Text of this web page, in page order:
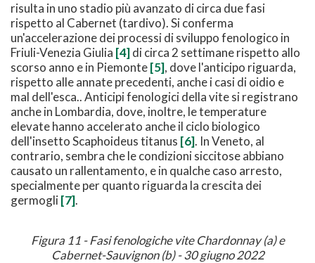
risulta in uno stadio più avanzato di circa due fasi
rispetto al Cabernet (tardivo). Si conferma
un'accelerazione dei processi di sviluppo fenologico in
Friuli-Venezia Giulia [4]di circa 2 settimane rispetto allo
scorso anno e in Piemonte[5], dove l'anticipo riguarda,
rispetto alle annate precedenti, anche i casi di oidio e
mal dell'esca.. Anticipi fenologici della vite si registrano
anche in Lombardia, dove, inoltre, le temperature
elevate hanno accelerato anche il ciclo biologico
dell'insetto Scaphoideus titanus [6]. In Veneto, al
contrario, sembra che le condizioni siccitose abbiano
causato un rallentamento, e in qualche caso arresto,
specialmente per quanto riguarda la crescita dei
germogli[7].
Figura 11 - Fasi fenologiche vite Chardonnay (a) e
Cabernet-Sauvignon (b) - 30 giugno 2022